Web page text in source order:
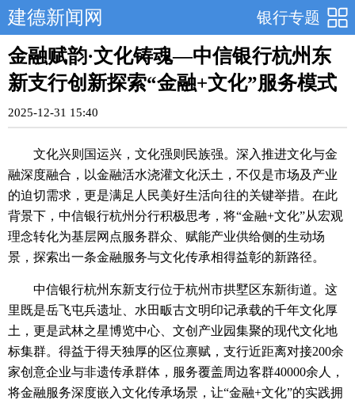
银行专题
建德新闻网
金融赋韵·文化铸魂—中信银行杭州东
新支行创新探索“金融+文化”服务模式
2025-12-31 15:40
文化兴则国运兴，文化强则民族强。深入推进文化与金
融深度融合，以金融活水浇灌文化沃土，不仅是市场及产业
的迫切需求，更是满足人民美好生活向往的关键举措。在此
背景下，中信银行杭州分行积极思考，将“金融+文化”从宏观
理念转化为基层网点服务群众、赋能产业供给侧的生动场
景，探索出一条金融服务与文化传承相得益彰的新路径。
中信银行杭州东新支行位于杭州市拱墅区东新街道。这
里既是岳飞屯兵遗址、水田畈古文明印记承载的千年文化厚
土，更是武林之星博览中心、文创产业园集聚的现代文化地
标集群。得益于得天独厚的区位禀赋，支行近距离对接200余
家创意企业与非遗传承群体，服务覆盖周边客群40000余人，
将金融服务深度嵌入文化传承场景，让“金融+文化”的实践拥